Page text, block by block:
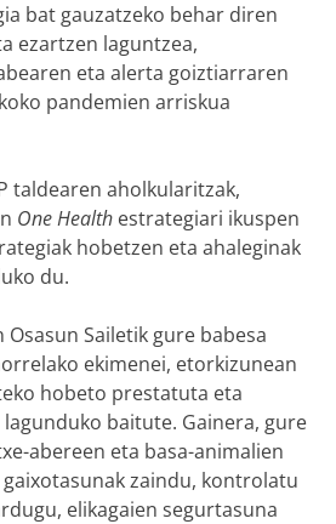
bat gauzatzeko behar diren
ezartzen laguntzea,
eta alerta goiztiarraren
pandemien arriskua
taldearen aholkularitzak,
One Health estrategiari ikuspen
hobetzen eta ahaleginak
du.
Osasun Sailetik gure babesa
ekimenei, etorkizunean
hobeto prestatuta eta
baitute. Gainera, gure
abereen eta basa-animalien
zaindu, kontrolatu
elikagaien segurtasuna